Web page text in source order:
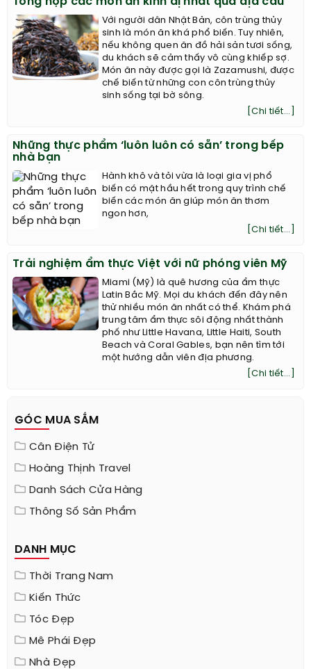
Với người dân Nhật Bản, côn trùng thủy
sinh là món ăn khá phổ biến. Tuy nhiên,
nếu không quen ăn đồ hải sản tươi sống,
du khách sẽ cảm thấy vô cùng khiếp sợ.
Món ăn này được gọi là Zazamushi, được
chế biến từ những con côn trùng thủy
sinh sống tại bờ sông.
[Chi tiết...]
Những thực phẩm ‘luôn luôn có sẵn’ trong bếp
nhà bạn
Hành khô và tỏi vừa là loại gia vị phổ
biến có mặt hầu hết trong quy trình chế
biến các món ăn giúp món ăn thơm
ngon hơn,
[Chi tiết...]
Trải nghiệm ẩm thực Việt với nữ phóng viên Mỹ
Miami (Mỹ) là quê hương của ẩm thực
Latin Bắc Mỹ. Mọi du khách đến đây nên
thử nhiều món ăn nhất có thể. Khám phá
trung tâm ẩm thực sôi động nhất thành
phố như Little Havana, Little Haiti, South
Beach và Coral Gables, bạn nên tìm tới
một hướng dẫn viên địa phương.
[Chi tiết...]
GÓC MUA SẮM
Cân Điện Tử
Hoàng Thịnh Travel
Danh Sách Cửa Hàng
Thông Số Sản Phẩm
DANH MỤC
Thời Trang Nam
Kiến Thức
Tóc Đẹp
Mê Phái Đẹp
Nhà Đẹp